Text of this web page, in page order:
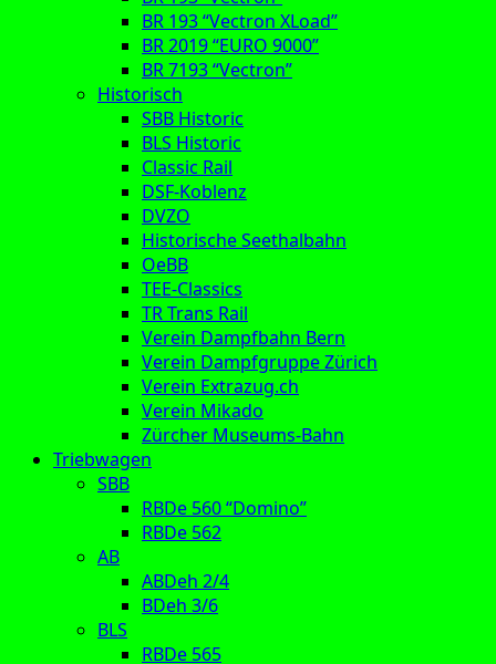
BR 193 “Vectron XLoad”
BR 2019 “EURO 9000”
BR 7193 “Vectron”
Historisch
SBB Historic
BLS Historic
Classic Rail
DSF-Koblenz
DVZO
Historische Seethalbahn
OeBB
TEE-Classics
TR Trans Rail
Verein Dampfbahn Bern
Verein Dampfgruppe Zürich
Verein Extrazug.ch
Verein Mikado
Zürcher Museums-Bahn
Triebwagen
SBB
RBDe 560 “Domino”
RBDe 562
AB
ABDeh 2/4
BDeh 3/6
BLS
RBDe 565